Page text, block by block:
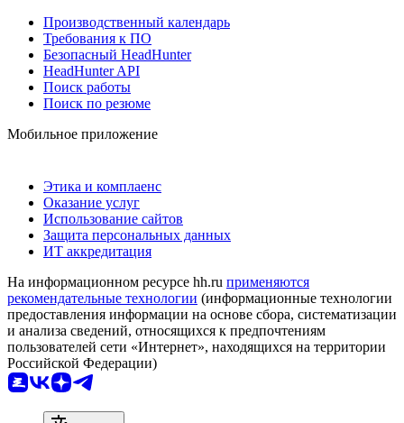
Производственный календарь
Требования к ПО
Безопасный HeadHunter
HeadHunter API
Поиск работы
Поиск по резюме
Мобильное приложение
Этика и комплаенс
Оказание услуг
Использование сайтов
Защита персональных данных
ИТ аккредитация
На информационном ресурсе hh.ru применяются
рекомендательные технологии (информационные технологии
предоставления информации на основе сбора, систематизации
и анализа сведений, относящихся к предпочтениям
пользователей сети «Интернет», находящихся на территории
Российской Федерации)